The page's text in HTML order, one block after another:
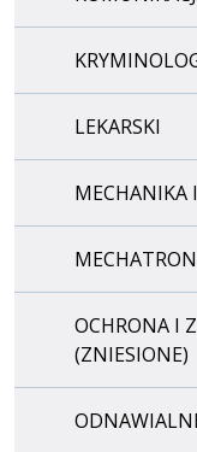
LEKARSKI
MECHANIKA
OCHRONA I
(ZNIESIONE)